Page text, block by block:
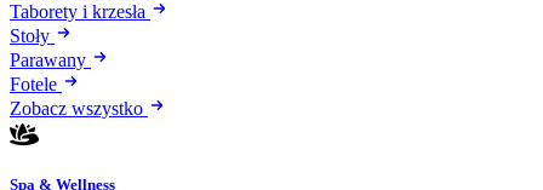
Taborety i krzesła
Stoły
Parawany
Fotele
Zobacz wszystko
Spa & Wellness